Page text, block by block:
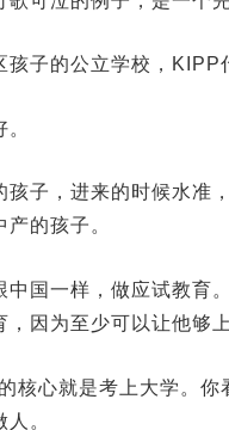
子的公立学校，KIPP
孩子，进来的时候水准
的孩子。
中国一样，做应试教育
因为至少可以让他够
核心就是考上大学。
。